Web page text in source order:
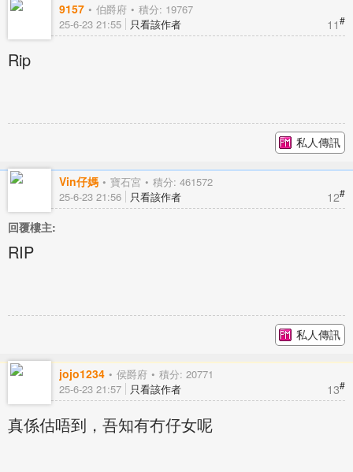
9157 伯爵府 積分: 19767
11#
25-6-23 21:55 只看該作者
Rip
私人傳訊
Vin仔媽 寶石宮 積分: 461572
12#
25-6-23 21:56 只看該作者
回覆樓主:
RIP
私人傳訊
jojo1234 侯爵府 積分: 20771
13#
25-6-23 21:57 只看該作者
真係估唔到，吾知有冇仔女呢